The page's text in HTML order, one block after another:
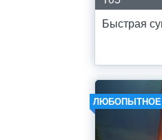
Быстрая
ЛЮБОПЫТНОЕ